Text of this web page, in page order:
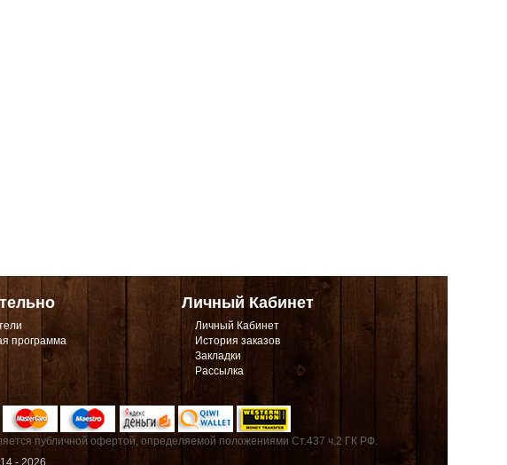
программа
Личный Кабинет
Личный Кабинет
История заказов
Закладки
Рассылка
публичной офертой, определяемой положениями Ст.437 ч.2 ГК РФ.
- 2026